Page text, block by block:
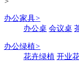
办公家具>
办公桌 会议桌
办公绿植>
花卉绿植 开业